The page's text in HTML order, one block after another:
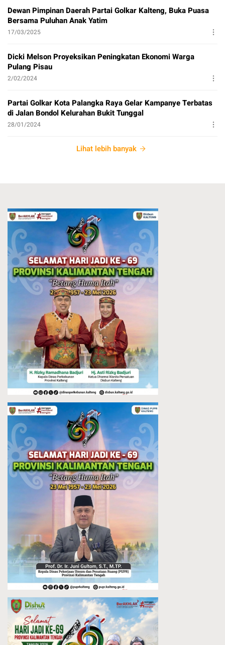
Dewan Pimpinan Daerah Partai Golkar Kalteng, Buka Puasa
Bersama Puluhan Anak Yatim
17/03/2025
Dicki Melson Proyeksikan Peningkatan Ekonomi Warga
Pulang Pisau
2/02/2024
Partai Golkar Kota Palangka Raya Gelar Kampanye Terbatas
di Jalan Bondol Kelurahan Bukit Tunggal
28/01/2024
Lihat lebih banyak